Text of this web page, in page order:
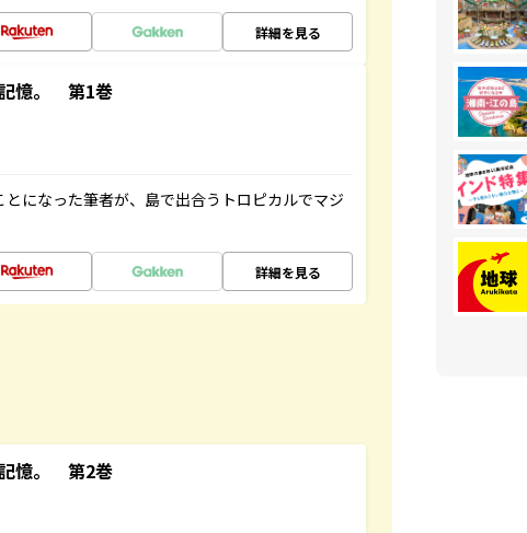
詳細を見る
憶。 第1巻
になった筆者が、島で出合うトロピカルでマジ
詳細を見る
憶。 第2巻